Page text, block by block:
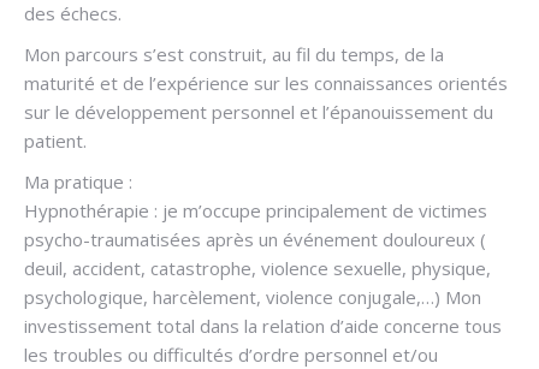
des échecs.
Mon parcours s’est construit, au fil du temps, de la
maturité et de l’expérience sur les connaissances orientés
sur le développement personnel et l’épanouissement du
patient.
Ma pratique :
Hypnothérapie : je m’occupe principalement de victimes
psycho-traumatisées après un événement douloureux (
deuil, accident, catastrophe, violence sexuelle, physique,
psychologique, harcèlement, violence conjugale,…) Mon
investissement total dans la relation d’aide concerne tous
les troubles ou difficultés d’ordre personnel et/ou